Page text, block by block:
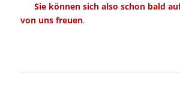
Sie können sich also schon bald
von uns freuen.